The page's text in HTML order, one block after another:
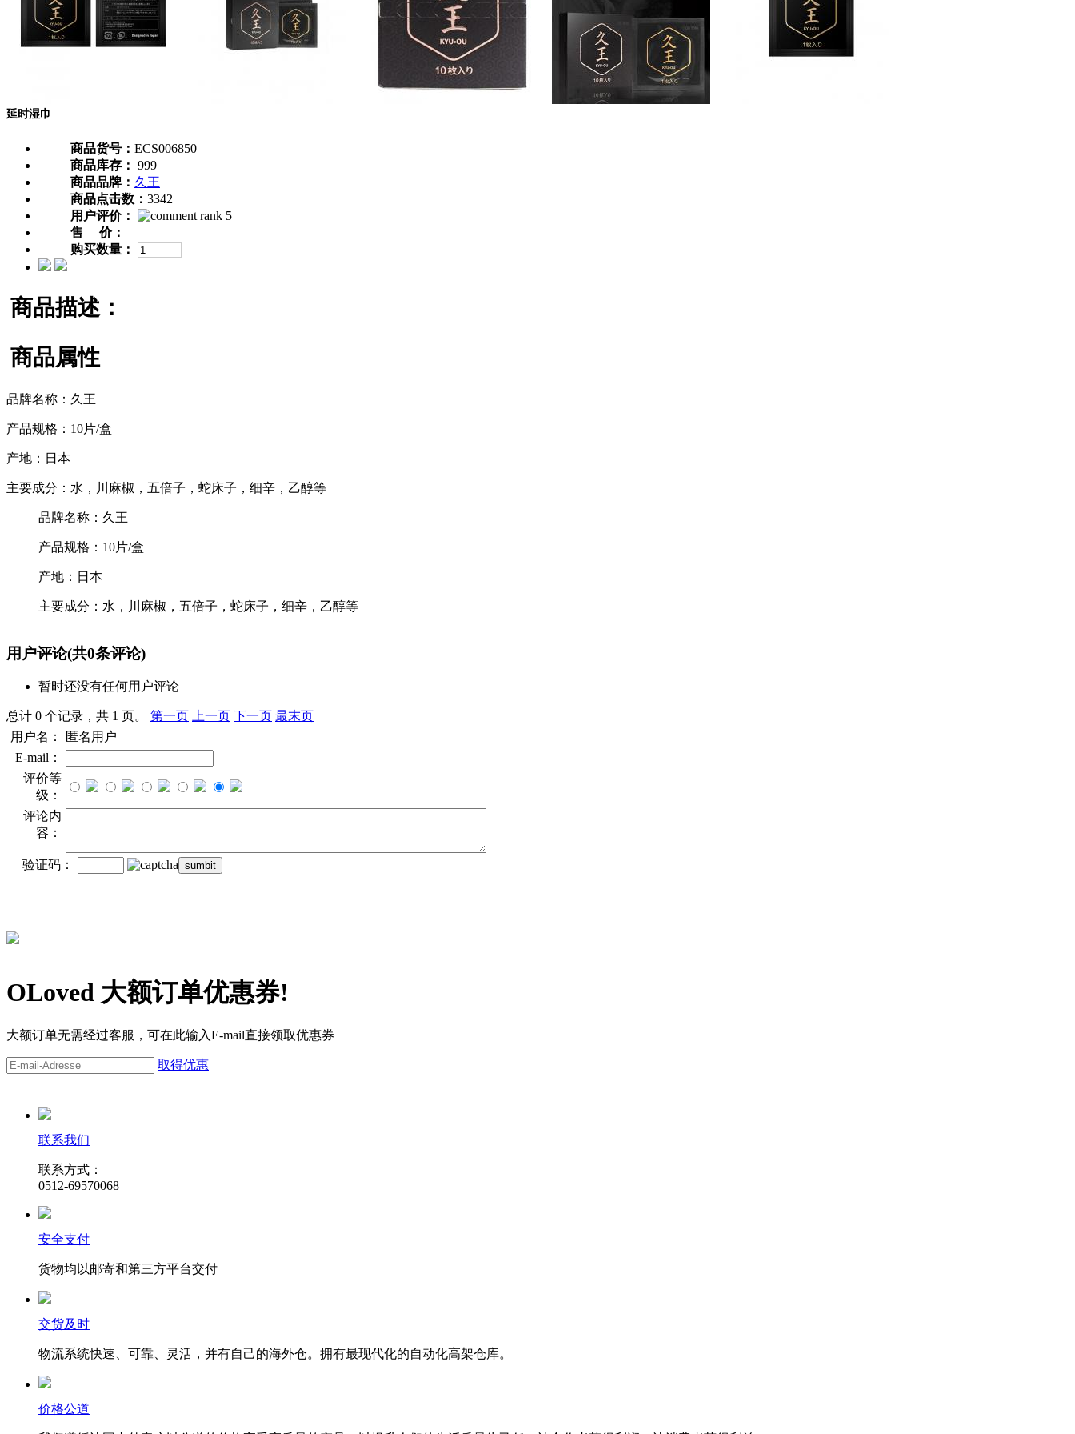
延时湿巾
商品货号： ECS006850
商品库存： 999
商品品牌： 久王
商品点击数： 3342
用户评价：
售 价：
购买数量：
商品描述：
商品属性
品牌名称：久王
产品规格：10片/盒
产地：日本
主要成分：水，川麻椒，五倍子，蛇床子，细辛，乙醇等
品牌名称：久王
产品规格：10片/盒
产地：日本
主要成分：水，川麻椒，五倍子，蛇床子，细辛，乙醇等
用户评论(共0条评论)
暂时还没有任何用户评论
总计 0 个记录，共 1 页。 第一页 上一页 下一页 最末页
用户名：
匿名用户
E-mail：
评价等
级：
评论内
容：
验证码：
OLoved 大额订单优惠券!
大额订单无需经过客服，可在此输入E-mail直接领取优惠券
取得优惠
联系我们
联系方式：
0512-69570068
安全支付
货物均以邮寄和第三方平台交付
交货及时
物流系统快速、可靠、灵活，并有自己的海外仓。拥有最现代化的自动化高架仓库。
价格公道